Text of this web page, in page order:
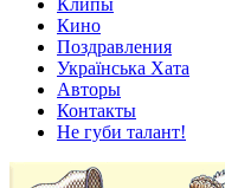
Клипы
Кино
Поздравления
Українська Хата
Авторы
Контакты
Не губи талант!